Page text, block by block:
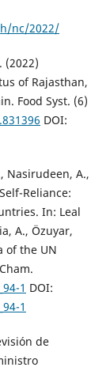
nc/2022/
(2022)
of Rajasthan,
Food Syst. (6)
DOI:
Nasirudeen, A.,
Reliance:
In: Leal
A., Özuyar,
of the UN
1 DOI:
1
de